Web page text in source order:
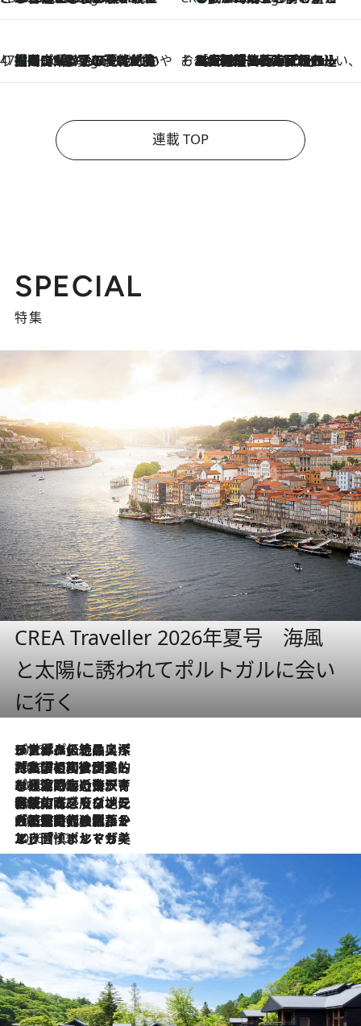
47都道府県の手みやげ ひんやりスイーツで夏を満喫
4 Hours Ago
【岡山県】この夏絶対食べたい 冷やしておいしいおやつ3選 フルーツが主役のプリンやアイスが勢揃い そおだよおこの関西おいしい、おやつ紀行
2026.8.9
［大阪府箕面市］一皿一皿目の前で仕上げられる、料理を巧みに組み込んだアシェットデセールコース「ミチル アシェット デセール（Michiru assiette dessert）」
連載 TOP
SPECIAL
特集
CREA Traveller 2026年夏号 海風
と太陽に誘われてポルトガルに会い
に行く
2026.8.8
リスボンの絶品スイーツ「パステル・デ・ナタ」とは？ポルトガル伝統の奥深い世界へ
2026.7.27
「私の祖国はポルトガル語です」国民的詩人フェルナンド・ペソアと、彼が愛した文学の街を歩く
2026.7.26
ポルトガル近海が育む極上の海の幸。キリリと冷えた白ワインと愉しむ、シーフード専門店の贅沢
2026.7.22
伝統の味をモダンに昇華。高感度な地元客が集う、リスボンの最旬ガストロノミー
2026.7.21
大航海時代の栄華から、震災、独裁、そして革命へ。ポルトガル・首都リスボンの石畳に刻まれた「歴史の光と影」
2026.7.13
エッセイ・ヤマザキマリ「慎ましくも美しき国 ポルトガル」